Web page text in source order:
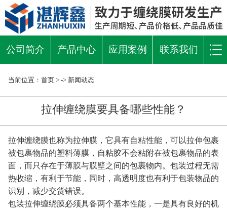
公司简介 产品中心 应用案例 联系我们
当前位置： 首页 > -> 新闻动态
拉伸缠绕膜要具备哪些性能？
拉伸缠绕膜也称为拉伸膜，它具有自粘性能，可以拉伸包裹
被包裹物品的塑料薄膜，自粘胶不会粘附在被包裹物品的表
面，而只存在于薄膜与膜壁之间的包裹物内。包装过程无需
热收缩，有利于节能，同时，高透明度也有利于包装物品的
识别，减少交货错误。
包装拉伸缠绕膜必须具备两个基本性能，一是具有良好的机